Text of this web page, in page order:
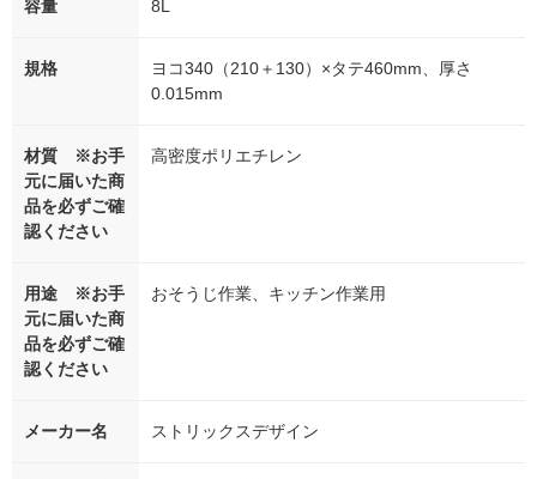
容量 8L
規格
ヨコ340（210＋130）×タテ460mm、厚さ
0.015mm
材質 ※お手
元に届いた商
品を必ずご確
認ください
高密度ポリエチレン
用途 ※お手
元に届いた商
品を必ずご確
認ください
おそうじ作業、キッチン作業用
メーカー名 ストリックスデザイン